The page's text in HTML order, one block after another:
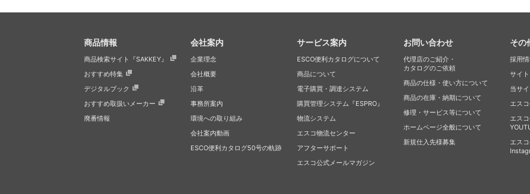
商品情報
商品検索サイト『SAKKEY』
おすすめ特集
デジタルブック
おすすめ取扱いメーカー
廃番情報
会社案内
企業理念
会社概要
沿革
事務所案内
環境への取り組み
会社案内動画
ESCO便利カタログ50号の軌跡
サービス案内
ESCO便利カタログについて
商品について
電子購買・調達システム
購買管理システム『ESPRO』
物流システム
エスコ物流センター
アフターサポート
エスコ公式メールマガジン
お問い合わせ
代理店のご紹介・
カタログのご依頼
商品の仕様・使い方について
商品の在庫・納期について
修理・サービス等について
ホームページ全般について
新規仕入先様募集
その
採用
サイ
当サ
エス
エス
エス